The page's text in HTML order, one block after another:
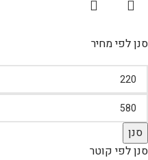
סנן לפי מחיר
סנן
סנן לפי קוטר